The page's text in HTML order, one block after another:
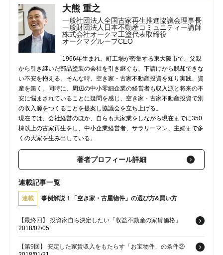
【第5回】 空き家・古屋の購入･･･物件に見合う予算を算出する
方法①2018/01/17
大熊 重之
一般社団法人全国古家再生推進協議会理事長
一般財団法人日本不動産コミュニティー講師
株式会社オークマ工塗代表取締役
オークマグループCEO
1966年生まれ。町工場が密集する東大阪市で、父親
から引き継いだ部品塗装の会社を引き継ぐも、下請けから脱却できな
い不安を抱える。そんな時、空き家・古家不動産投資を知り実践、資
産を築く。同時に、周辺の中小零細企業の経営者も収入源と将来の不
安に悩まされていることに疑問を感じ、空き家・古家不動産投資で別
の収入源をつくることを提案し協議会を立ち上げる。
現在では、会社経営のほか、自らも大家業をしながら現在までに350
棟以上の古家再生をし、中小企業経営者、サラリーマン、主婦まで多
くの大家を生み出している。
著者プロフィール詳細
連載記事一覧
連載 事例解説！「空き家・古屋物件」の選び方&買い方
【最終回】 投資家自ら決定したい「収益不動産の家賃価格」
2018/02/05
【第9回】 安定した家賃収入をもたらす「お宝物件」の条件②